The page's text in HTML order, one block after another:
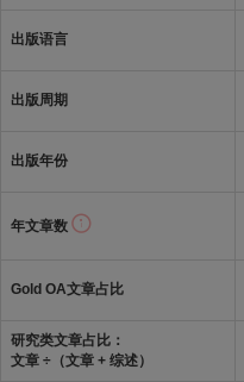
出版语言
出版周期
出版年份
年文章数
Gold OA文章占比
研究类文章占比：
文章 ÷（文章 + 综述）